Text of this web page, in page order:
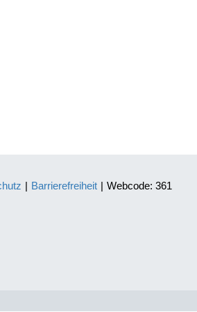
| Barrierefreiheit | Webcode: 361